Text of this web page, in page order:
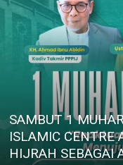
SAMBUT 1
ISLAMIC CENTRE
HIJRAH SEBAGAI